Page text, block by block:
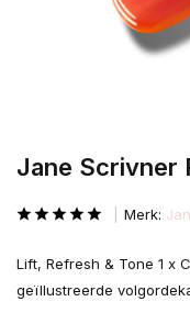
Jane Scrivner
Merk:
Lift, Refresh & Tone 1 x
geïllustreerde